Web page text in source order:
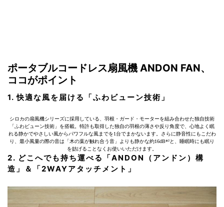
ポータブルコードレス扇風機 ANDON FAN、
ココがポイント
1. 快適な風を届ける「ふわビューン技術」
シロカの扇風機シリーズに採用している、羽根・ガード・モーターを組み合わせた独自技術
「ふわビューン技術」を搭載。特許も取得した独自の羽根の薄さや反り角度で、心地よく眠
れる静かでやさしい風からパワフルな風までを1台でまかないます。さらに静音性にもこだわ
り、最小風量の際の音は「木の葉が触れ合う音」よりも静かな約16dB*²と、睡眠時にも眠り
を妨げることなくお使いいただけます。
2. どこへでも持ち運べる「ANDON（アンドン）構
造」＆「2WAYアタッチメント」